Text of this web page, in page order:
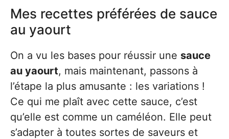
Mes recettes préférées de sauce
au yaourt
On a vu les bases pour réussir une sauce
au yaourt, mais maintenant, passons à
l’étape la plus amusante : les variations !
Ce qui me plaît avec cette sauce, c’est
qu’elle est comme un caméléon. Elle peut
s’adapter à toutes sortes de saveurs et